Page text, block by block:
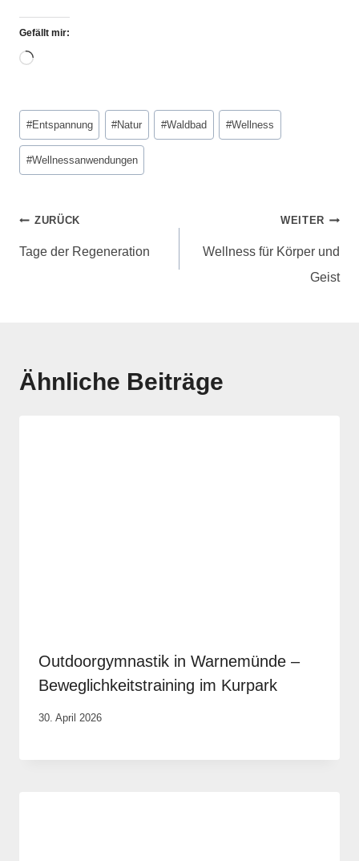
Gefällt mir:
#Entspannung #Natur #Waldbad #Wellness
#Wellnessanwendungen
ZURÜCK
Tage der Regeneration
WEITER
Wellness für Körper und
Geist
Ähnliche Beiträge
Outdoorgymnastik in Warnemünde –
Beweglichkeitstraining im Kurpark
Von
Physio
30. April 2026